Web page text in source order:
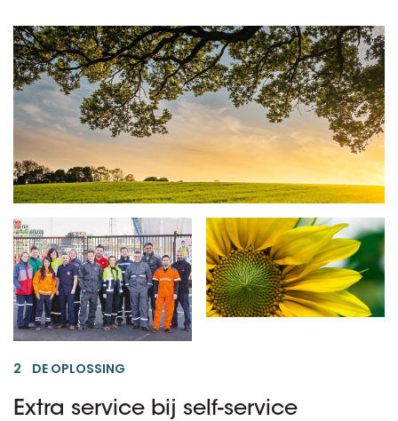
2 DE OPLOSSING
Extra service bij self-service